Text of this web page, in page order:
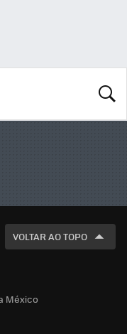
VOLTAR AO TOPO
México